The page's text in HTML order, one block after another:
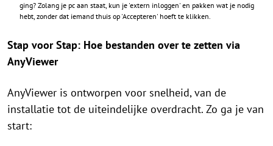
ging? Zolang je pc aan staat, kun je 'extern inloggen' en pakken wat je nodig
hebt, zonder dat iemand thuis op 'Accepteren' hoeft te klikken.
Stap voor Stap: Hoe bestanden over te zetten via
AnyViewer
AnyViewer is ontworpen voor snelheid, van de
installatie tot de uiteindelijke overdracht. Zo ga je van
start: